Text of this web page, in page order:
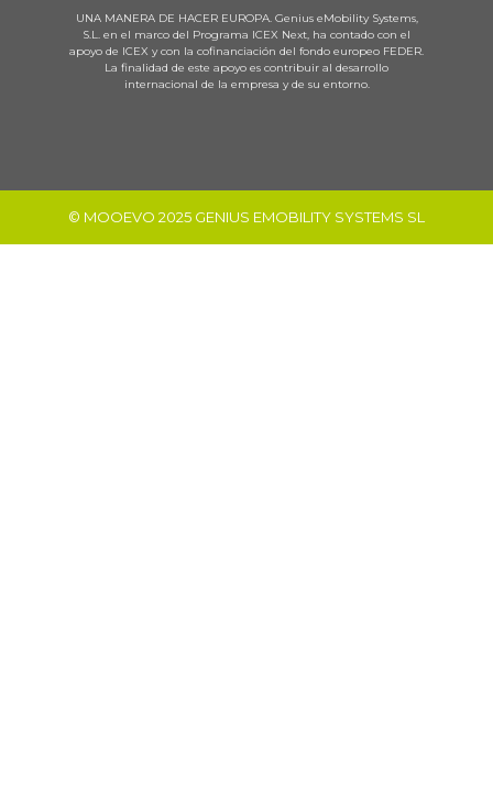
UNA MANERA DE HACER EUROPA. Genius eMobility Systems,
S.L. en el marco del Programa ICEX Next, ha contado con el
apoyo de ICEX y con la cofinanciación del fondo europeo FEDER.
La finalidad de este apoyo es contribuir al desarrollo
internacional de la empresa y de su entorno.
© MOOEVO 2025 GENIUS EMOBILITY SYSTEMS SL